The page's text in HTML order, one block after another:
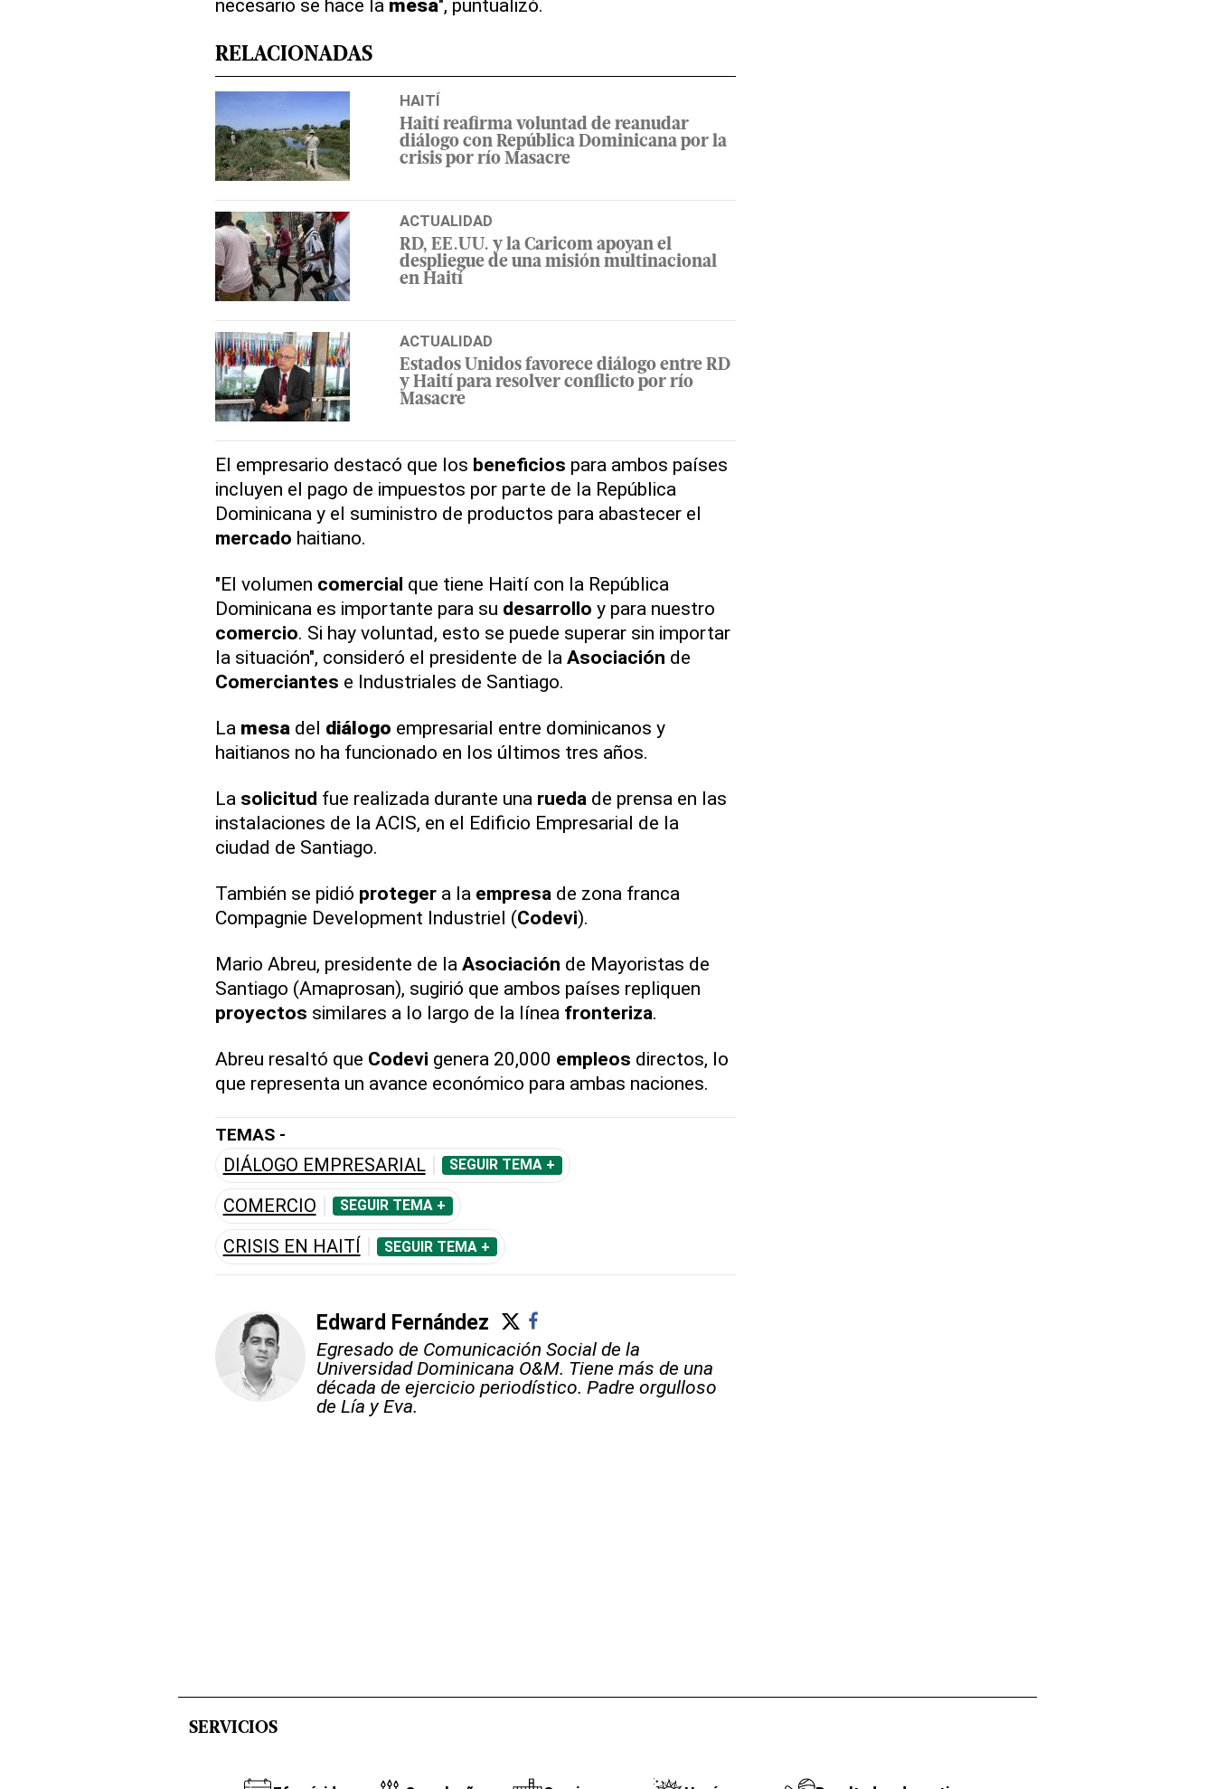
necesario se hace la mesa", puntualizó.
RELACIONADAS
HAITÍ
Haití reafirma voluntad de reanudar
diálogo con República Dominicana por la
crisis por río Masacre
ACTUALIDAD
RD, EE.UU. y la Caricom apoyan el
despliegue de una misión multinacional
en Haití
ACTUALIDAD
Estados Unidos favorece diálogo entre RD
y Haití para resolver conflicto por río
Masacre
El empresario destacó que los beneficios para ambos países
incluyen el pago de impuestos por parte de la República
Dominicana y el suministro de productos para abastecer el
mercado haitiano.
"El volumen comercial que tiene Haití con la República
Dominicana es importante para su desarrollo y para nuestro
comercio. Si hay voluntad, esto se puede superar sin importar
la situación", consideró el presidente de la Asociación de
Comerciantes e Industriales de Santiago.
La mesadel diálogo empresarial entre dominicanos y
haitianos no ha funcionado en los últimos tres años.
La solicitud fue realizada durante una ruedade prensa en las
instalaciones de la ACIS, en el Edificio Empresarial de la
ciudad de Santiago.
También se pidió protegera la empresade zona franca
Compagnie Development Industriel (Codevi).
Mario Abreu, presidente de la Asociación de Mayoristas de
Santiago (Amaprosan), sugirió que ambos países repliquen
proyectos similares a lo largo de la línea fronteriza.
Abreu resaltó que Codevi genera 20,000 empleos directos, lo
que representa un avance económico para ambas naciones.
TEMAS -
DIÁLOGO EMPRESARIAL SEGUIR TEMA +
COMERCIO SEGUIR TEMA +
CRISIS EN HAITÍ SEGUIR TEMA +
Edward Fernández
Egresado de Comunicación Social de la
Universidad Dominicana O&M. Tiene más de una
década de ejercicio periodístico. Padre orgulloso
de Lía y Eva.
SERVICIOS